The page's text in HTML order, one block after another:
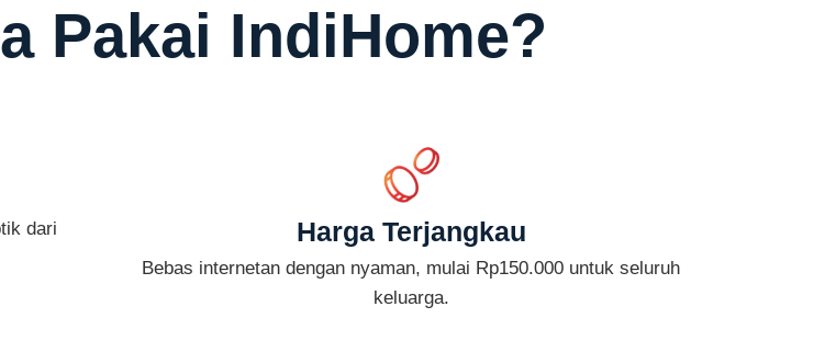
Pakai IndiHome?
dari
Harga Terjangkau
Bebas internetan dengan nyaman, mulai Rp150.000 untuk seluruh
keluarga.